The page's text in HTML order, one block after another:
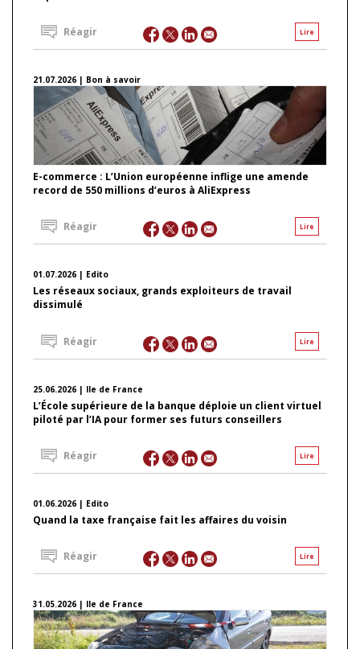
Lire
Réagir
21.07.2026 | Bon à savoir
E-commerce : L’Union européenne inflige une amende
record de 550 millions d’euros à AliExpress
Lire
Réagir
01.07.2026 | Edito
Les réseaux sociaux, grands exploiteurs de travail
dissimulé
Lire
Réagir
25.06.2026 | Ile de France
L’École supérieure de la banque déploie un client virtuel
piloté par l’IA pour former ses futurs conseillers
Lire
Réagir
01.06.2026 | Edito
Quand la taxe française fait les affaires du voisin
Lire
Réagir
31.05.2026 | Ile de France